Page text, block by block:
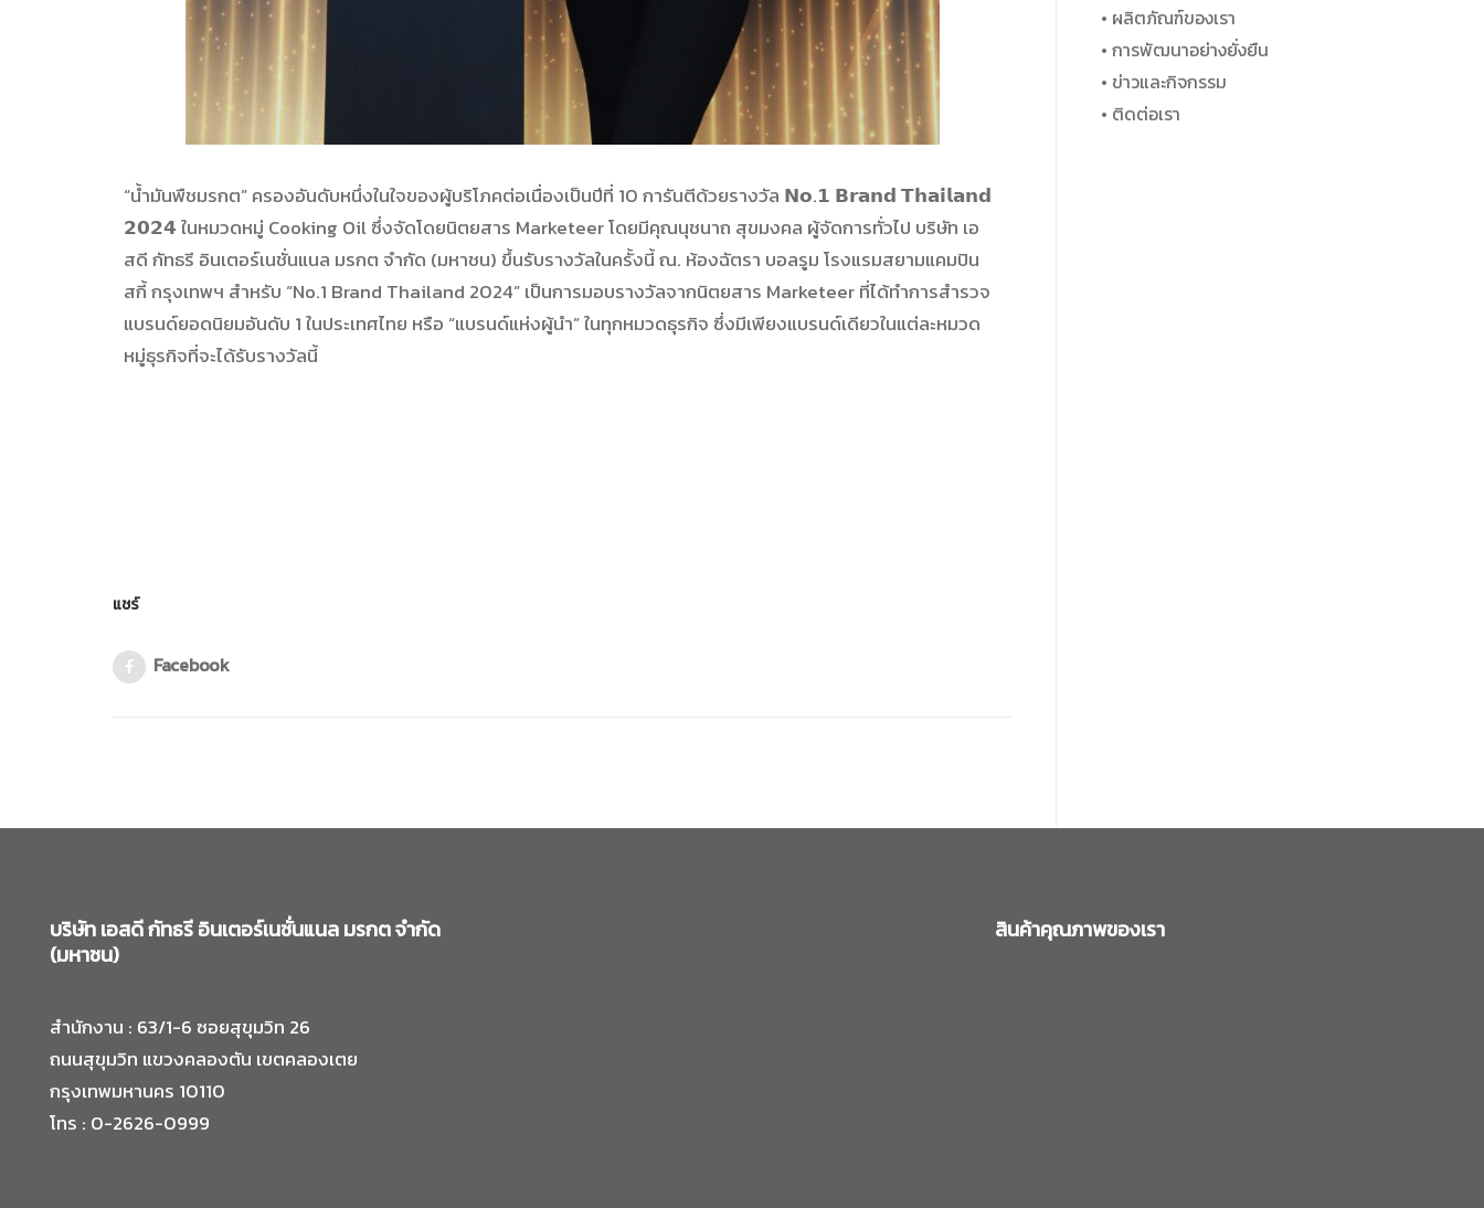
“น้ำมันพืชมรกต” ครองอันดับหนึ่งในใจของผู้บริโภคต่อเนื่องเป็นปีที่ 10 การันตีด้วยรางวัล 𝗡𝗼.𝟭 𝗕𝗿𝗮𝗻𝗱 𝗧𝗵𝗮𝗶𝗹𝗮𝗻𝗱
𝟮𝟬𝟮𝟰 ในหมวดหมู่ Cooking Oil ซึ่งจัดโดยนิตยสาร Marketeer โดยมีคุณนุชนาถ สุขมงคล ผู้จัดการทั่วไป บริษัท เอ
สดี กัทธรี อินเตอร์เนชั่นแนล มรกต จำกัด (มหาชน) ขึ้นรับรางวัลในครั้งนี้ ณ. ห้องฉัตรา บอลรูม โรงแรมสยามแคมปิน
สกี้ กรุงเทพฯ สำหรับ “No.1 Brand Thailand 2024” เป็นการมอบรางวัลจากนิตยสาร Marketeer ที่ได้ทำการสำรวจ
แบรนด์ยอดนิยมอันดับ 1 ในประเทศไทย หรือ “แบรนด์แห่งผู้นำ” ในทุกหมวดธุรกิจ ซึ่งมีเพียงแบรนด์เดียวในแต่ละหมวด
หมู่ธุรกิจที่จะได้รับรางวัลนี้
แชร์
Facebook
• ผลิตภัณฑ์ของเรา
• การพัฒนาอย่างยั่งยืน
• ข่าวและกิจกรรม
• ติดต่อเรา
บริษัท เอสดี กัทธรี อินเตอร์เนชั่นแนล มรกต จำกัด
(มหาชน)
สำนักงาน : 63/1-6 ซอยสุขุมวิท 26
ถนนสุขุมวิท แขวงคลองตัน เขตคลองเตย
กรุงเทพมหานคร 10110
โทร : 0-2626-0999
สินค้าคุณภาพของเรา